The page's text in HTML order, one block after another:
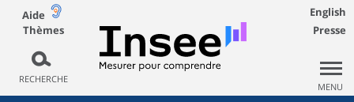
Aide
Thèmes
RECHERCHE
English
Presse
MENU